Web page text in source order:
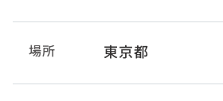
場所 東京都